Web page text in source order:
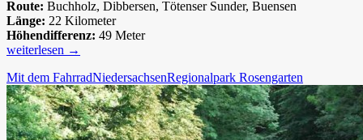
Route: Buchholz, Dibbersen, Tötenser Sunder, Buensen
Länge: 22 Kilometer
Höhendifferenz: 49 Meter
Regionalpark
Route
2
weiterlesen →
Mit dem FahrradNiedersachsenRegionalpark Rosengarten